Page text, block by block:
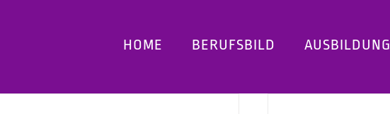
HOME BERUFSBILD AUSBILDUNG